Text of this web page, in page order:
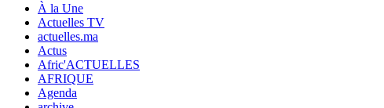
À la Une
Actuelles TV
actuelles.ma
Actus
Afric'ACTUELLES
AFRIQUE
Agenda